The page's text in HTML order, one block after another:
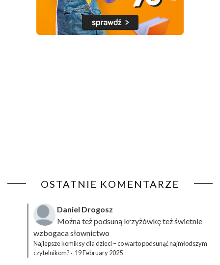
OSTATNIE KOMENTARZE
Daniel Drogosz
Można też podsuną krzyżówkęteż świetnie
wzbogaca słownictwo
Najlepsze komiksy dla dzieci – co warto podsunąć najmłodszym
czytelnikom? · 19 February 2025